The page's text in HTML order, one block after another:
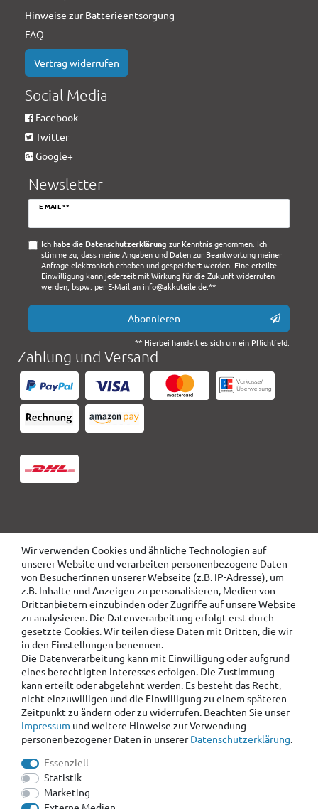
Wir verwenden Cookies und ähnliche Technologien auf
unserer Website und verarbeiten personenbezogene Daten
von Besucher:innen unserer Webseite (z.B. IP-Adresse), um
z.B. Inhalte und Anzeigen zu personalisieren, Medien von
Drittanbietern einzubinden oder Zugriffe auf unsere Website
zu analysieren. Die Datenverarbeitung erfolgt erst durch
gesetzte Cookies. Wir teilen diese Daten mit Dritten, die wir
in den Einstellungen benennen.
Die Datenverarbeitung kann mit Einwilligung oder aufgrund
eines berechtigten Interesses erfolgen. Die Zustimmung
kann erteilt oder abgelehnt werden. Es besteht das Recht,
nicht einzuwilligen und die Einwilligung zu einem späteren
Zeitpunkt zu ändern oder zu widerrufen. Beachten Sie unser
Impressum und weitere Hinweise zur Verwendung
personenbezogener Daten in unsererDaten­schutz­erklärung.
Essenziell
Statistik
Marketing
Hinweise zur Batterieentsorgung
FAQ
Vertrag widerrufen
Social Media
Facebook
Twitter
Google+
Newsletter
E-MAIL **
Newsletter
Ich habe die Daten­schutz­erklärung zur Kenntnis genommen. Ich
stimme zu, dass meine Angaben und Daten zur Beantwortung meiner
Anfrage elektronisch erhoben und gespeichert werden. Eine erteilte
Einwilligung kann jederzeit mit Wirkung für die Zukunft widerrufen
werden, bspw. per E-Mail an info@akkuteile.de.**
Abonnieren
** Hierbei handelt es sich um ein Pflichtfeld.
Zahlung und Versand